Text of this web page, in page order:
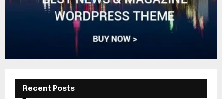
Recent Posts